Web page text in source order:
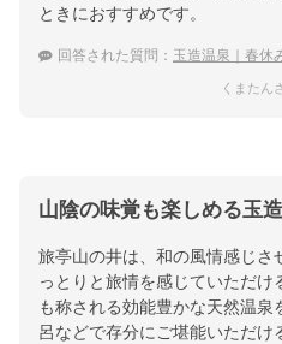
ときにおすすめです。
回答された質問： 玉造温泉｜春休み
くまたん
山陰の味覚も楽しめる玉
旅亭山の井は、和の風情感じさ
っとりと旅情を感じていただけ
も称される効能豊かな天然温
呂などで存分にご堪能いただけ